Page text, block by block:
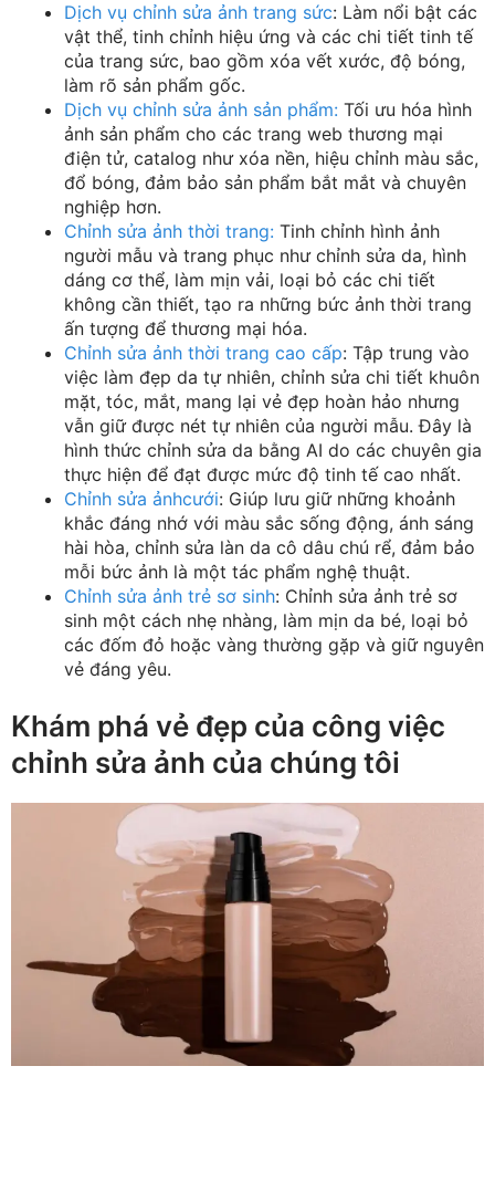
Dịch vụ chỉnh sửa ảnh trang sức: Làm nổi bật các
vật thể, tinh chỉnh hiệu ứng và các chi tiết tinh tế
của trang sức, bao gồm xóa vết xước, độ bóng,
làm rõ sản phẩm gốc.
Dịch vụ chỉnh sửa ảnh sản phẩm: Tối ưu hóa hình
ảnh sản phẩm cho các trang web thương mại
điện tử, catalog như xóa nền, hiệu chỉnh màu sắc,
đổ bóng, đảm bảo sản phẩm bắt mắt và chuyên
nghiệp hơn.
Chỉnh sửa ảnh thời trang: Tinh chỉnh hình ảnh
người mẫu và trang phục như chỉnh sửa da, hình
dáng cơ thể, làm mịn vải, loại bỏ các chi tiết
không cần thiết, tạo ra những bức ảnh thời trang
ấn tượng để thương mại hóa.
Chỉnh sửa ảnh thời trang cao cấp: Tập trung vào
việc làm đẹp da tự nhiên, chỉnh sửa chi tiết khuôn
mặt, tóc, mắt, mang lại vẻ đẹp hoàn hảo nhưng
vẫn giữ được nét tự nhiên của người mẫu. Đây là
hình thức chỉnh sửa da bằng AI do các chuyên gia
thực hiện để đạt được mức độ tinh tế cao nhất.
Chỉnh sửa ảnhcưới: Giúp lưu giữ những khoảnh
khắc đáng nhớ với màu sắc sống động, ánh sáng
hài hòa, chỉnh sửa làn da cô dâu chú rể, đảm bảo
mỗi bức ảnh là một tác phẩm nghệ thuật.
Chỉnh sửa ảnh trẻ sơ sinh: Chỉnh sửa ảnh trẻ sơ
sinh một cách nhẹ nhàng, làm mịn da bé, loại bỏ
các đốm đỏ hoặc vàng thường gặp và giữ nguyên
vẻ đáng yêu.
Khám phá vẻ đẹp của công việc
chỉnh sửa ảnh của chúng tôi